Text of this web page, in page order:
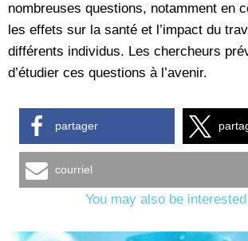
nombreuses questions, notamment en
les effets sur la santé et l’impact du
différents individus. Les chercheurs
d’étudier ces questions à l’avenir.
partager
courriel
You may also be